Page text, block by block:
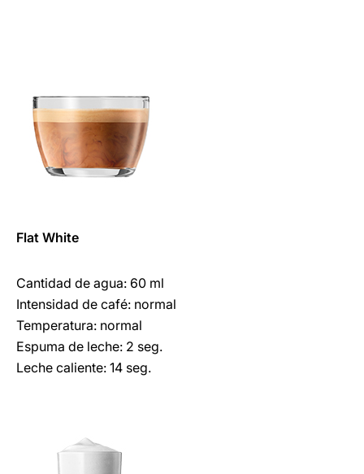
Flat White
Cantidad de agua: 60 ml
Intensidad de café: normal
Temperatura: normal
Espuma de leche: 2 seg.
Leche caliente: 14 seg.